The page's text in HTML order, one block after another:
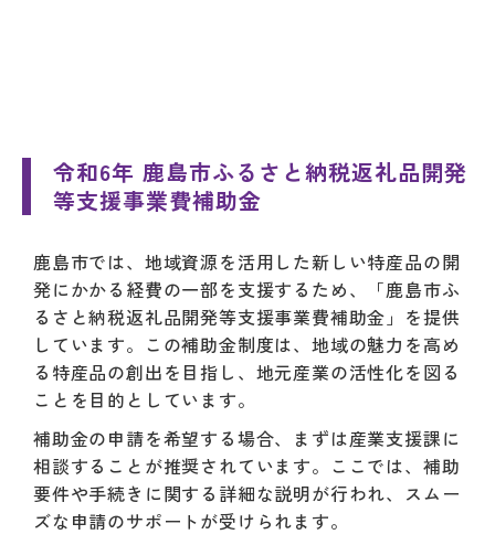
令和6年 鹿島市ふるさと納税返礼品開発
等支援事業費補助金
鹿島市では、地域資源を活用した新しい特産品の開
発にかかる経費の一部を支援するため、「鹿島市ふ
るさと納税返礼品開発等支援事業費補助金」を提供
しています。この補助金制度は、地域の魅力を高め
る特産品の創出を目指し、地元産業の活性化を図る
ことを目的としています。
補助金の申請を希望する場合、まずは産業支援課に
相談することが推奨されています。ここでは、補助
要件や手続きに関する詳細な説明が行われ、スムー
ズな申請のサポートが受けられます。